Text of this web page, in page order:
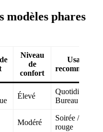
modèles phares
Niveau
de
confort
Usage
recommandé
Élevé
Quotidien /
Bureau
Modéré
Soirée / Tapis
rouge